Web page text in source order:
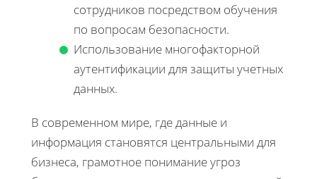
сотрудников посредством обучения
по вопросам безопасности.
Использование многофакторной
аутентификации для защиты учетных
данных.
В современном мире, где данные и
информация становятся центральными для
бизнеса, грамотное понимание угроз